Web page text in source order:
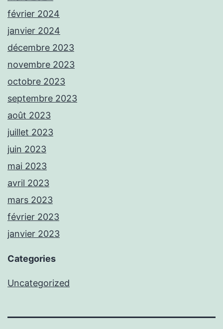
février 2024
janvier 2024
décembre 2023
novembre 2023
octobre 2023
septembre 2023
août 2023
juillet 2023
juin 2023
mai 2023
avril 2023
mars 2023
février 2023
janvier 2023
Categories
Uncategorized